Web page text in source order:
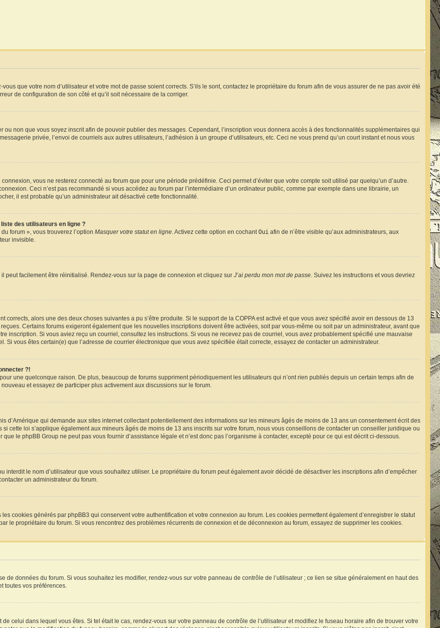
que votre nom d’utilisateur et votre mot de passe soient corrects. S’ils le sont, contactez le propriétaire du forum afin de vous assurer de ne pas avoir été
de configuration de son côté et qu’il soit nécessaire de la corriger.
ou non que vous soyez inscrit afin de pouvoir publier des messages. Cependant, l’inscription vous donnera accès à des fonctionnalités supplémentaires qui
privée, l’envoi de courriels aux autres utilisateurs, l’adhésion à un groupe d’utilisateurs, etc. Ceci ne vous prend qu’un court instant et nous vous
vous ne resterez connecté au forum que pour une période prédéfinie. Ceci permet d’éviter que votre compte soit utilisé par quelqu’un d’autre.
Ceci n’est pas recommandé si vous accédez au forum par l’intermédiaire d’un ordinateur public, comme par exemple dans une librairie, un
il est probable qu’un administrateur ait désactivé cette fonctionnalité.
des utilisateurs en ligne ?
forum », vous trouverez l’option Masquer votre statut en ligne. Activez cette option en cochantOui afin de n’être visible qu’aux administrateurs, aux
invisible.
peut facilement être réinitialisé. Rendez-vous sur la page de connexion et cliquez sur J’ai perdu mon mot de passe. Suivez les instructions et vous devriez
corrects, alors une des deux choses suivantes a pu s’être produite. Si le support de la COPPA est activé et que vous avez spécifié avoir en dessous de 13
Certains forums exigeront également que les nouvelles inscriptions doivent être activées, soit par vous-même ou soit par un administrateur, avant que
inscription. Si vous aviez reçu un courriel, consultez les instructions. Si vous ne recevez pas de courriel, vous avez probablement spécifié une mauvaise
vous êtes certain(e) que l’adresse de courrier électronique que vous avez spécifiée était correcte, essayez de contacter un administrateur.
?!
une quelconque raison. De plus, beaucoup de forums suppriment périodiquement les utilisateurs qui n’ont rien publiés depuis un certain temps afin de
et essayez de participer plus activement aux discussions sur le forum.
d’Amérique qui demande aux sites internet collectant potentiellement des informations sur les mineurs âgés de moins de 13 ans un consentement écrit des
cette loi s’applique également aux mineurs âgés de moins de 13 ans inscrits sur votre forum, nous vous conseillons de contacter un conseiller juridique ou
le phpBB Group ne peut pas vous fournir d’assistance légale et n’est donc pas l’organisme à contacter, excepté pour ce qui est décrit ci-dessous.
le nom d’utilisateur que vous souhaitez utiliser. Le propriétaire du forum peut également avoir décidé de désactiver les inscriptions afin d’empêcher
un administrateur du forum.
cookies générés par phpBB3 qui conservent votre authentification et votre connexion au forum. Les cookies permettent également d’enregistrer le statut
le propriétaire du forum. Si vous rencontrez des problèmes récurrents de connexion et de déconnexion au forum, essayez de supprimer les cookies.
de données du forum. Si vous souhaitez les modifier, rendez-vous sur votre panneau de contrôle de l’utilisateur ; ce lien se situe généralement en haut des
toutes vos préférences.
celui dans lequel vous êtes. Si tel était le cas, rendez-vous sur votre panneau de contrôle de l’utilisateur et modifiez le fuseau horaire afin de trouver votre